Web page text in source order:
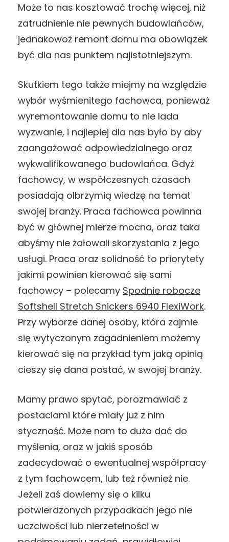
Może to nas kosztować trochę więcej, niż
zatrudnienie nie pewnych budowlańców,
jednakowoż remont domu ma obowiązek
być dla nas punktem najistotniejszym.
Skutkiem tego także miejmy na względzie
wybór wyśmienitego fachowca, ponieważ
wyremontowanie domu to nie lada
wyzwanie, i najlepiej dla nas było by aby
zaangażować odpowiedzialnego oraz
wykwalifikowanego budowlańca. Gdyż
fachowcy, w współczesnych czasach
posiadają olbrzymią wiedzę na temat
swojej branży. Praca fachowca powinna
być w głównej mierze mocna, oraz taka
abyśmy nie żałowali skorzystania z jego
usługi. Praca oraz solidność to priorytety
jakimi powinien kierować się sami
fachowcy – polecamy Spodnie robocze
Softshell Stretch Snickers 6940 FlexiWork.
Przy wyborze danej osoby, która zajmie
się wytyczonym zagadnieniem możemy
kierować się na przykład tym jaką opinią
cieszy się dana postać, w swojej branży.
Mamy prawo spytać, porozmawiać z
postaciami które miały już z nim
styczność. Może nam to dużo dać do
myślenia, oraz w jakiś sposób
zadecydować o ewentualnej współpracy
z tym fachowcem, lub też również nie.
Jeżeli zaś dowiemy się o kilku
potwierdzonych przypadkach jego nie
uczciwości lub nierzetelności w